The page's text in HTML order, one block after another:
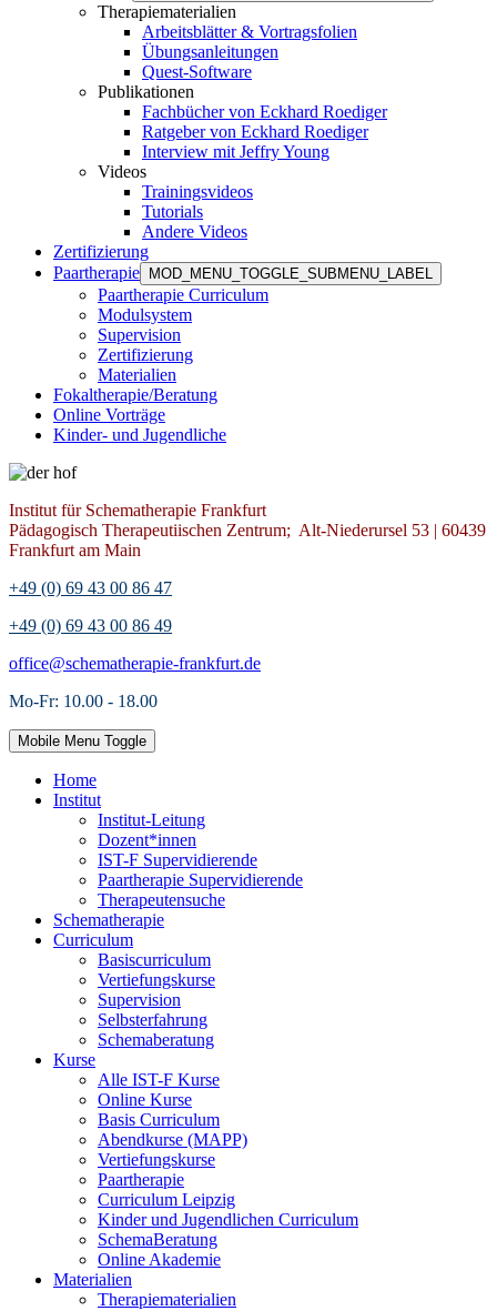
Therapiematerialien
Arbeitsblätter & Vortragsfolien
Übungsanleitungen
Quest-Software
Publikationen
Fachbücher von Eckhard Roediger
Ratgeber von Eckhard Roediger
Interview mit Jeffry Young
Videos
Trainingsvideos
Tutorials
Andere Videos
Zertifizierung
Paartherapie MOD_MENU_TOGGLE_SUBMENU_LABEL
Paartherapie Curriculum
Modulsystem
Supervision
Zertifizierung
Materialien
Fokaltherapie/Beratung
Online Vorträge
Kinder- und Jugendliche
Institut für Schematherapie Frankfurt
Pädagogisch Therapeutiischen Zentrum; Alt-Niederursel 53 | 60439
Frankfurt am Main
+49 (0) 69 43 00 86 47
+49 (0) 69 43 00 86 49
office@schematherapie-frankfurt.de
Mo-Fr: 10.00 - 18.00
Mobile Menu Toggle
Home
Institut
Institut-Leitung
Dozent*innen
IST-F Supervidierende
Paartherapie Supervidierende
Therapeutensuche
Schematherapie
Curriculum
Basiscurriculum
Vertiefungskurse
Supervision
Selbsterfahrung
Schemaberatung
Kurse
Alle IST-F Kurse
Online Kurse
Basis Curriculum
Abendkurse (MAPP)
Vertiefungskurse
Paartherapie
Curriculum Leipzig
Kinder und Jugendlichen Curriculum
SchemaBeratung
Online Akademie
Materialien
Therapiematerialien